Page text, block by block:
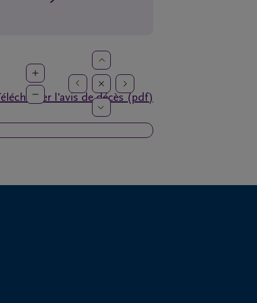
l'avis de décès (pdf)